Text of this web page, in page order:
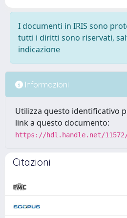
I documenti in IRIS sono
tutti i diritti sono riservati,
indicazione
Informazioni
Utilizza questo identificativo
link a questo documento:
https://hdl.handle.net/11572/
Citazioni